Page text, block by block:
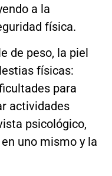
a la
física.
de peso, la piel
físicas:
para
actividades
psicológico,
uno mismo y la